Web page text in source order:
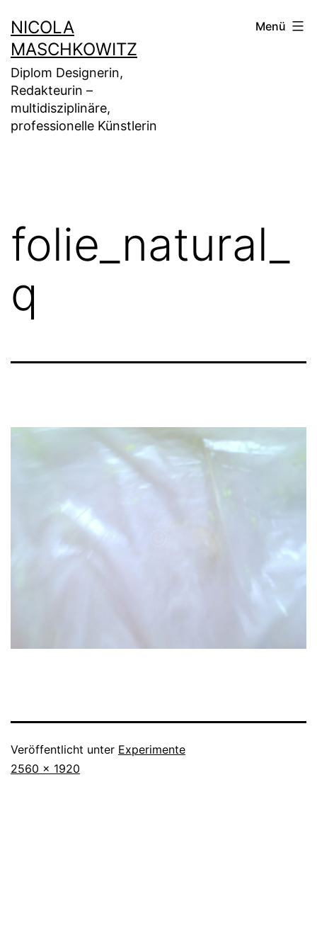
Inhalt
springen
NICOLA
MASCHKOWITZ
Diplom Designerin,
Redakteurin –
multidisziplinäre,
professionelle Künstlerin
Menü
folie_natural_
q
Veröffentlicht unter Experimente
Originalgröße
2560 × 1920